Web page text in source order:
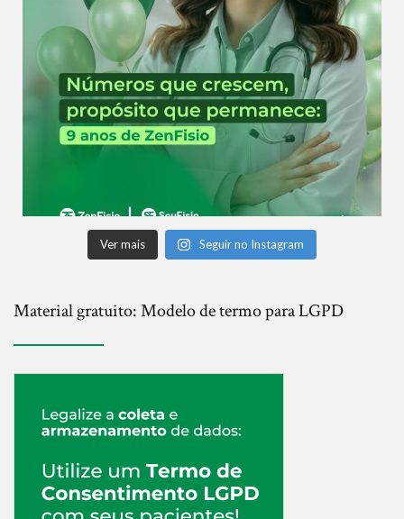
Ver mais Seguir no Instagram
Material gratuito: Modelo de termo para LGPD